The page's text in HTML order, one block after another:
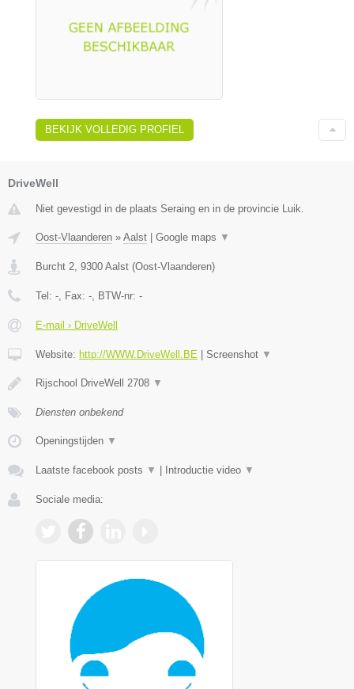
BEKIJK VOLLEDIG PROFIEL
DriveWell
Niet gevestigd in de plaats Seraing en in de provincie Luik.
Oost-Vlaanderen » Aalst | Google maps ▼
Burcht 2 9300 Aalst (Oost-Vlaanderen)
Tel: - , Fax: - , BTW-nr: -
E-mail › DriveWell
Website: http://WWW.DriveWell.BE | Screenshot ▼
Rijschool DriveWell 2708 ▼
Diensten onbekend
Openingstijden ▼
Laatste facebook posts ▼ | Introductie video ▼
Sociale media: